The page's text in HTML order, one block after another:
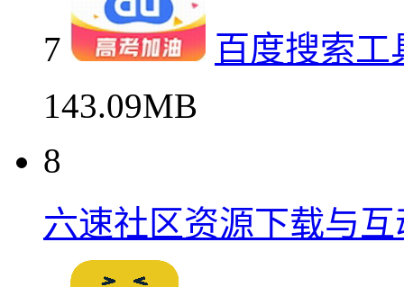
7
百度搜索工
143.09MB
8
六速社区资源下载与